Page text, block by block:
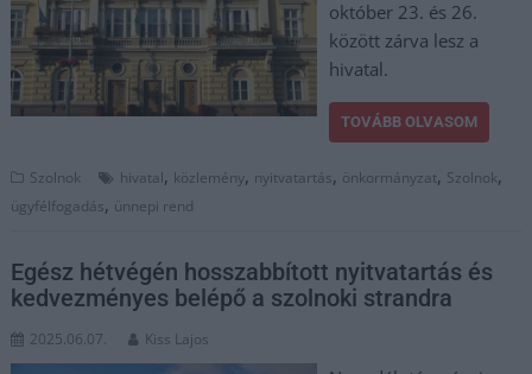
október 23. és 26.
között zárva lesz a
hivatal.
TOVÁBB OLVASOM
Szolnok hivatal, közlemény, nyitvatartás, önkormányzat, Szolnok,
ügyfélfogadás, ünnepi rend
Egész hétvégén hosszabbított nyitvatartás és
kedvezményes belépő a szolnoki strandra
2025.06.07. Kiss Lajos